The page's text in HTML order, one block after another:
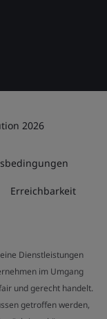
2026
Erreichbarkeit
Dienstleistungen
im Umgang
und gerecht handelt.
getroffen werden,